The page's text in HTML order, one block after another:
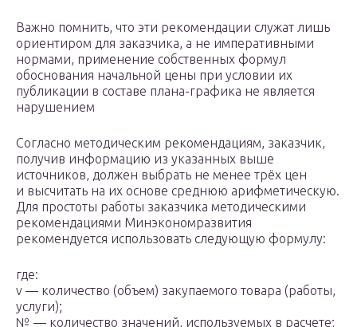
Важно помнить, что эти рекомендации служат лишь
ориентиром для заказчика, а не императивными
нормами, применение собственных формул
обоснования начальной цены при условии их
публикации в составе плана-графика не является
нарушением
Согласно методическим рекомендациям, заказчик,
получив информацию из указанных выше
источников, должен выбрать не менее трёх цен
и высчитать на их основе среднюю арифметическую.
Для простоты работы заказчика методическими
рекомендациями Минэкономразвития
рекомендуется использовать следующую формулу:
где:
v — количество (объем) закупаемого товара (работы,
услуги);
№ — количество значений, используемых в расчете;